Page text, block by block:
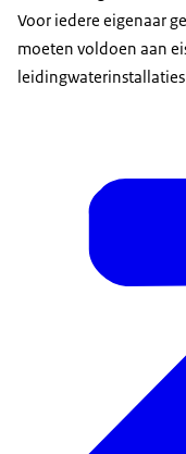
Voor iedere eigenaar
moeten voldoen aan